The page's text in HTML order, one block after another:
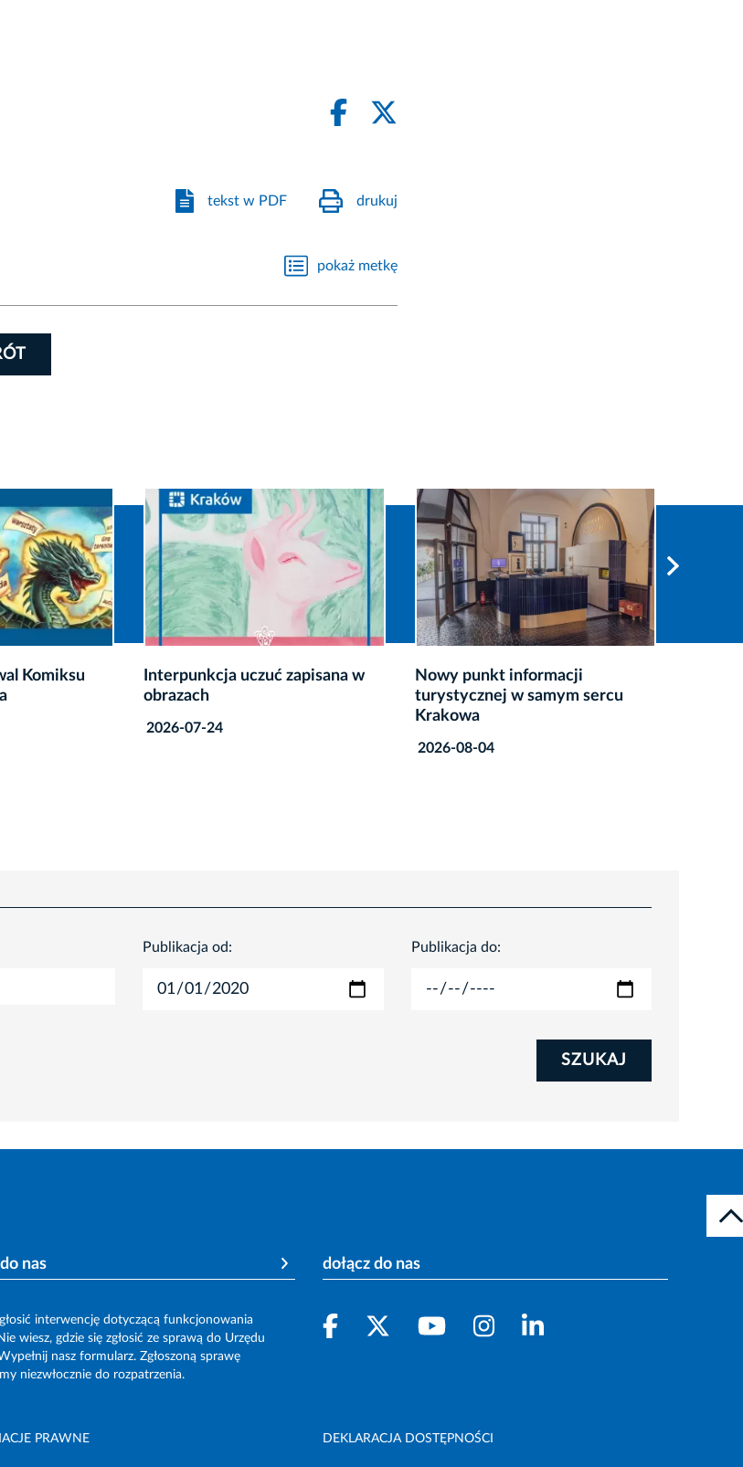
tekst w PDF drukuj
pokaż metkę
zapisana w
Nowy punkt informacji
turystycznej w samym sercu
Na tropie dźwiękowych zagadek
Krakowa
Publikacja od: Publikacja do:
SZUKAJ
nas
interwencję dotyczącą funkcjonowania
wiesz, gdzie się zgłosić ze sprawą do Urzędu
nasz formularz. Zgłoszoną sprawę
niezwłocznie do rozpatrzenia.
dołącz do nas
PRAWNE DEKLARACJA DOSTĘPNOŚCI